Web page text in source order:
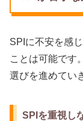
SPIに不安を感
ことは可能です
選びを進めてい
SPIを重視し